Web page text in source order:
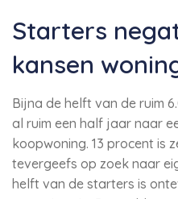
Starters
kansen
Bijna de helft van de ruim
al ruim een half jaar naar
koopwoning. 13 procent is
tevergeefs op zoek naar
helft van de starters is